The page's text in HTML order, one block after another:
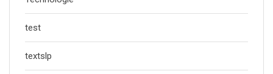
test
textslp